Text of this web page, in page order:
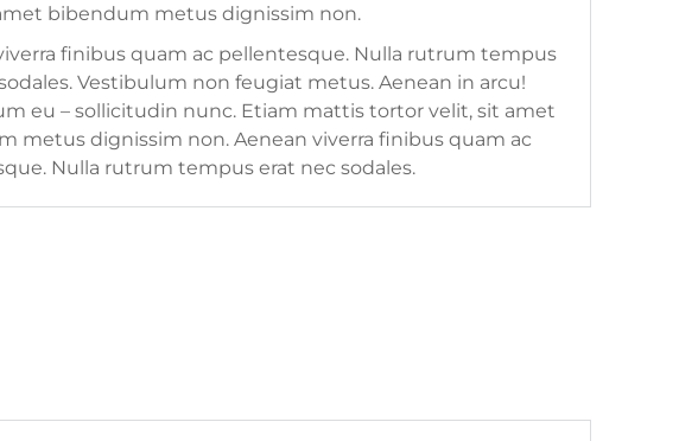
bibendum metus dignissim non.
finibus quam ac pellentesque. Nulla rutrum tempus
Vestibulum non feugiat metus. Aenean in arcu!
eu – sollicitudin nunc. Etiam mattis tortor velit, sit amet
metus dignissim non. Aenean viverra finibus quam ac
Nulla rutrum tempus erat nec sodales.